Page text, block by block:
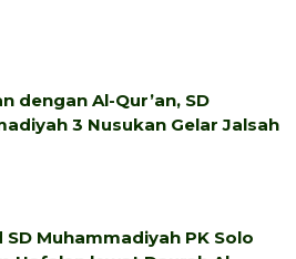
dengan Al-Qur’an, SD
3 Nusukan Gelar Jalsah
SD Muhammadiyah PK Solo